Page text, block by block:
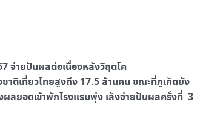
จ่ายปันผลต่อเนื่องหลังวิฤตโค
ชาติเที่ยวไทยสูงถึง 17.5 ล้านคน ขณะที่ภูเก็ตยัง
ลยอดเข้าพักโรงแรมพุ่ง เล็งจ่ายปันผลครั้งที่ 3